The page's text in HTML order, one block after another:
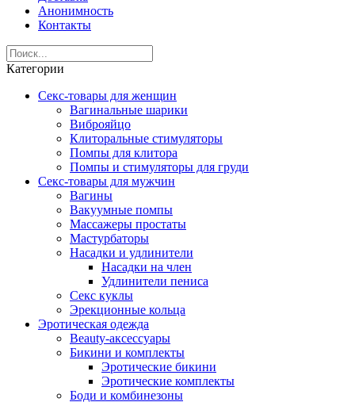
Анонимность
Контакты
Категории
Секс-товары для женщин
Вагинальные шарики
Виброяйцо
Клиторальные стимуляторы
Помпы для клитора
Помпы и стимуляторы для груди
Секс-товары для мужчин
Вагины
Вакуумные помпы
Массажеры простаты
Мастурбаторы
Насадки и удлинители
Насадки на член
Удлинители пениса
Секс куклы
Эрекционные кольца
Эротическая одежда
Beauty-аксессуары
Бикини и комплекты
Эротические бикини
Эротические комплекты
Боди и комбинезоны